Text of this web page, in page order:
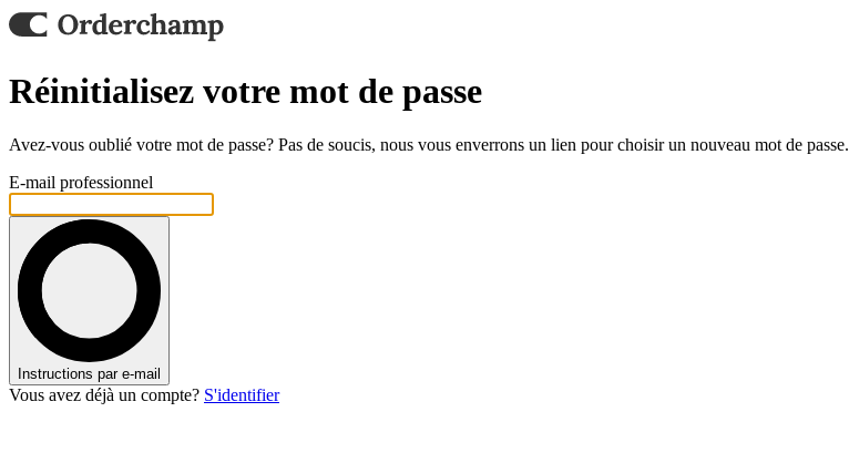
Réinitialisez votre mot de passe
Avez-vous oublié votre mot de passe? Pas de soucis, nous vous enverrons un lien pour choisir un nouveau mot de passe.
E-mail professionnel
Instructions par e-mail
Vous avez déjà un compte? S'identifier